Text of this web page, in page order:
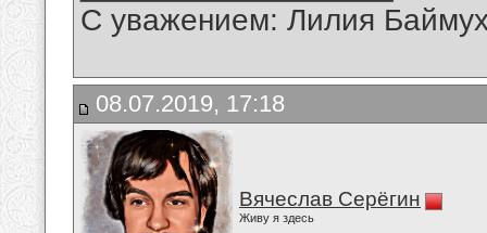
С уважением: Лилия
08.07.2019, 17:18
Вячеслав Серёгин
Живу я здесь